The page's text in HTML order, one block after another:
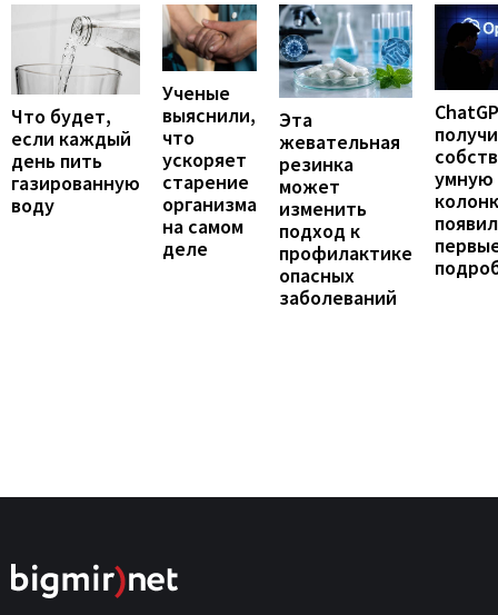
Что будет,
если каждый
день пить
газированную
воду
Ученые
выяснили,
что
ускоряет
старение
организма
на самом
деле
Эта
жевательная
резинка
может
изменить
подход к
профилактике
опасных
заболеваний
умную